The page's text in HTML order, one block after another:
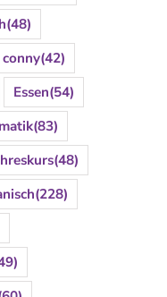
(48)
conny(42)
Essen(54)
(83)
(48)
(228)